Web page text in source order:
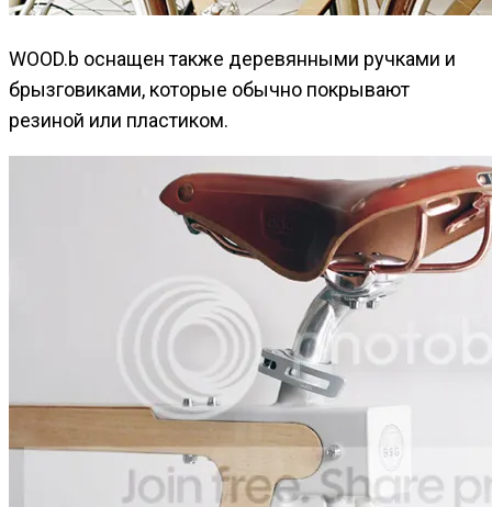
WOOD.b оснащен также деревянными ручками и
брызговиками, которые обычно покрывают
резиной или пластиком.